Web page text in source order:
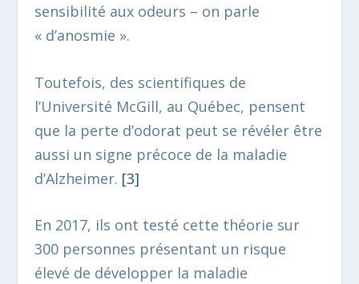
sensibilité aux odeurs – on parle
« d’anosmie ».
Toutefois, des scientifiques de
l’Université McGill, au Québec, pensent
que la perte d’odorat peut se révéler être
aussi un signe précoce de la maladie
d’Alzheimer. [3]
En 2017, ils ont testé cette théorie sur
300 personnes présentant un risque
élevé de développer la maladie